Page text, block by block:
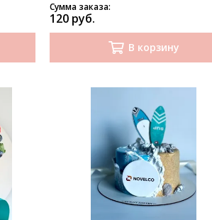
Сумма заказа:
120 руб.
В корзину